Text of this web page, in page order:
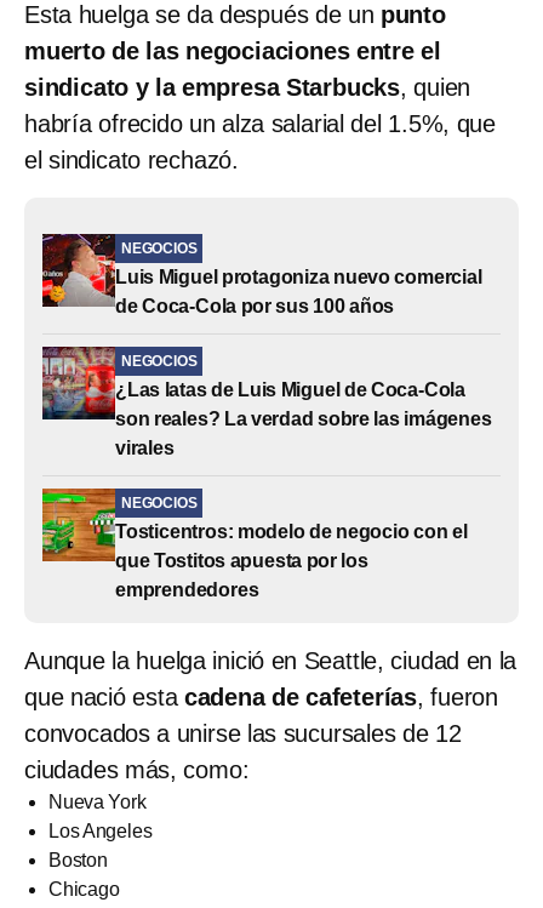
Esta huelga se da después de un punto
muerto de las negociaciones entre el
sindicato y la empresa Starbucks, quien
habría ofrecido un alza salarial del 1.5%, que
el sindicato rechazó.
NEGOCIOS
Luis Miguel protagoniza nuevo comercial
de Coca-Cola por sus 100 años
NEGOCIOS
¿Las latas de Luis Miguel de Coca-Cola
son reales? La verdad sobre las imágenes
virales
NEGOCIOS
Tosticentros: modelo de negocio con el
que Tostitos apuesta por los
emprendedores
Aunque la huelga inició en Seattle, ciudad en la
que nació esta cadena de cafeterías, fueron
convocados a unirse las sucursales de 12
ciudades más, como:
Nueva York
Los Angeles
Boston
Chicago